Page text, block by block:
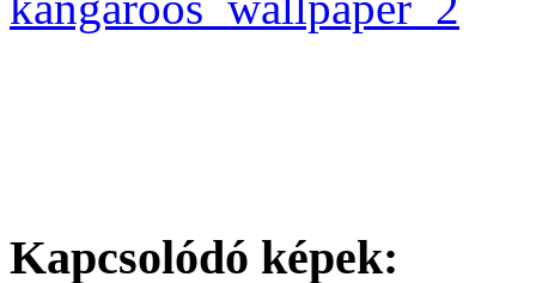
Kapcsolódó képek: